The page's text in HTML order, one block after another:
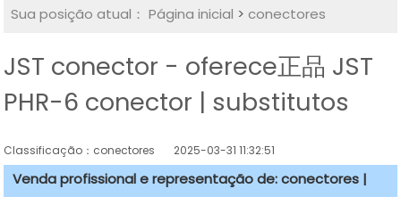
Sua posição atual： Página inicial >conectores
JST conector - oferece正品 JST
PHR-6 conector | substitutos
Classificação：conectores 2025-03-31 11:32:51
Venda profissional e representação de: conectores |